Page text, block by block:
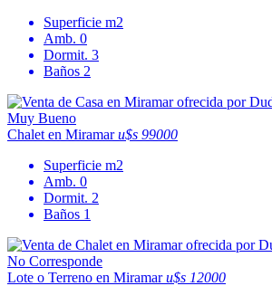
Superficie m2
Amb. 0
Dormit. 3
Baños 2
Muy Bueno
Chalet en Miramaru$s 99000
Superficie m2
Amb. 0
Dormit. 2
Baños 1
No Corresponde
Lote o Terreno en Miramaru$s 12000